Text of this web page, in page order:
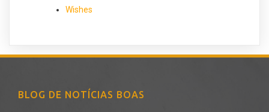
Wishes
BLOG DE NOTÍCIAS BOAS